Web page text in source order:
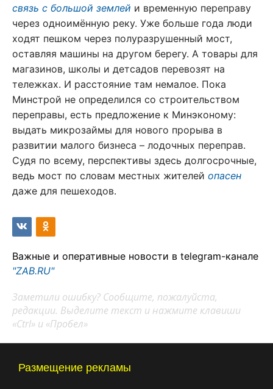
связь с большой землей и временную переправу
через одноимённую реку. Уже больше года люди
ходят пешком через полуразрушенный мост,
оставляя машины на другом берегу. А товары для
магазинов, школы и детсадов перевозят на
тележках. И расстояние там немалое. Пока
Минстрой не определился со строительством
переправы, есть предложение к Минэконому:
выдать микрозаймы для нового прорыва в
развитии малого бизнеса – лодочных переправ.
Судя по всему, перспективы здесь долгосрочные,
ведь мост по словам местных жителей опасен
даже для пешеходов.
Важные и оперативные новости в telegram-канале
"ZAB.RU"
Заметили ошибку? Сообщите, пожалуйста,
редакции. Выделите текст и нажмите клавиши
«Ctrl» и «Пробел»
Размещение рекламы